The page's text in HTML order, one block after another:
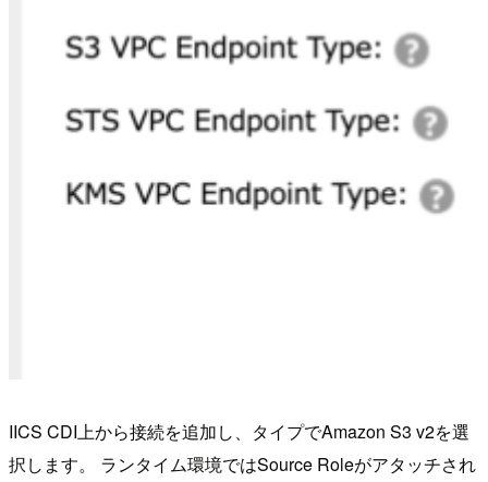
IICS CDI上から接続を追加し、タイプでAmazon S3 v2を選
択します。 ランタイム環境ではSource Roleがアタッチされ